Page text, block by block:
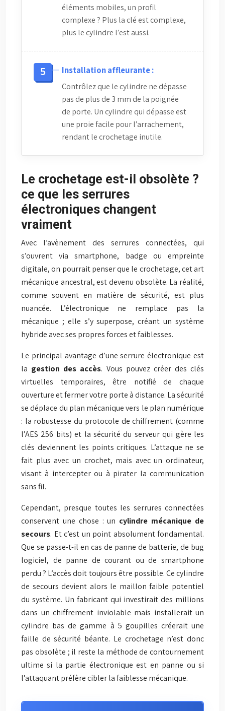
éléments mobiles, un profil
complexe ? Plus la clé est complexe,
plus le cylindre l’est aussi.
Installation affleurante :
Contrôlez que le cylindre ne dépasse
pas de plus de 3 mm de la poignée
de porte. Un cylindre qui dépasse est
une proie facile pour l’arrachement,
rendant le crochetage inutile.
Le crochetage est-il obsolète ?
ce que les serrures
électroniques changent
vraiment
Avec l’avènement des serrures connectées, qui
s’ouvrent via smartphone, badge ou empreinte
digitale, on pourrait penser que le crochetage, cet art
mécanique ancestral, est devenu obsolète. La réalité,
comme souvent en matière de sécurité, est plus
nuancée. L’électronique ne remplace pas la
mécanique ; elle s’y superpose, créant un système
hybride avec ses propres forces et faiblesses.
Le principal avantage d’une serrure électronique est
la gestion des accès. Vous pouvez créer des clés
virtuelles temporaires, être notifié de chaque
ouverture et fermer votre porte à distance. La sécurité
se déplace du plan mécanique vers le plan numérique
: la robustesse du protocole de chiffrement (comme
l’AES 256 bits) et la sécurité du serveur qui gère les
clés deviennent les points critiques. L’attaque ne se
fait plus avec un crochet, mais avec un ordinateur,
visant à intercepter ou à pirater la communication
sans fil.
Cependant, presque toutes les serrures connectées
conservent une chose : un cylindre mécanique de
secours. Et c’est un point absolument fondamental.
Que se passe-t-il en cas de panne de batterie, de bug
logiciel, de panne de courant ou de smartphone
perdu ? L’accès doit toujours être possible. Ce cylindre
de secours devient alors le maillon faible potentiel
du système. Un fabricant qui investirait des millions
dans un chiffrement inviolable mais installerait un
cylindre bas de gamme à 5 goupilles créerait une
faille de sécurité béante. Le crochetage n’est donc
pas obsolète ; il reste la méthode de contournement
ultime si la partie électronique est en panne ou si
l’attaquant préfère cibler la faiblesse mécanique.